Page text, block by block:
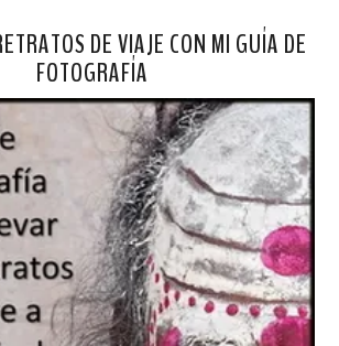
DE VIAJE CON MI GUÍA DE
FOTOGRAFÍA